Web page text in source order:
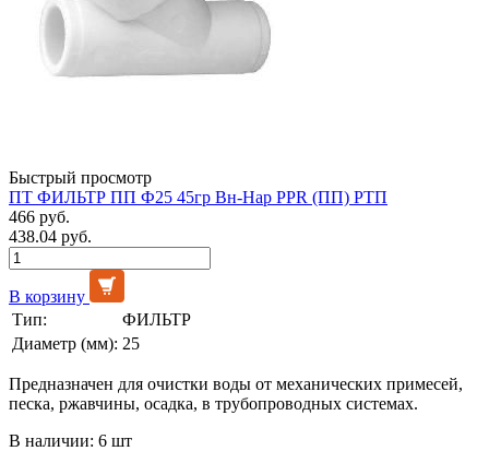
Быстрый просмотр
ПТ ФИЛЬТР ПП Ф25 45гр Вн-Нар PPR (ПП) РТП
466 руб.
438.04 руб.
В корзину
Тип:
ФИЛЬТР
Диаметр (мм): 25
Предназначен для очистки воды от механических примесей,
песка, ржавчины, осадка, в трубопроводных системах.
В наличии: 6 шт